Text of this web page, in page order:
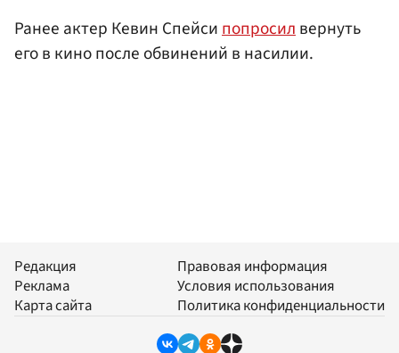
Ранее актер Кевин Спейсипопросилвернуть
его в кино после обвинений в насилии.
Редакция
Реклама
Карта сайта
Правовая информация
Условия использования
Политика конфиденциальности